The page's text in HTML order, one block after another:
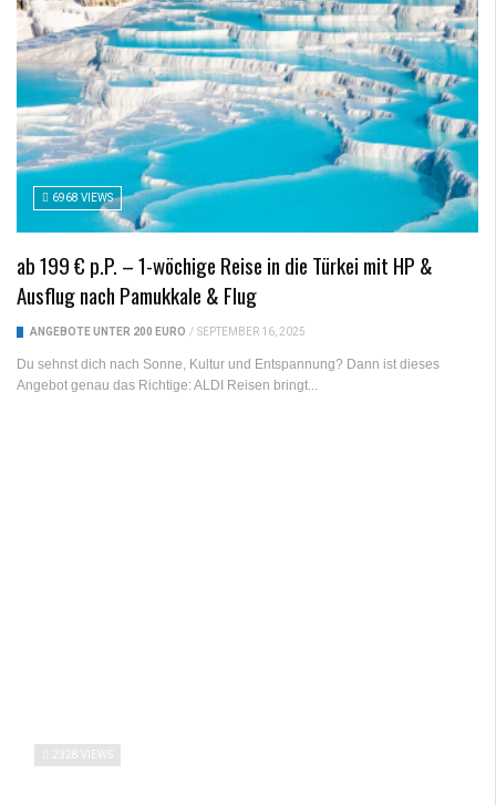
6968 VIEWS
ab 199 € p.P. – 1-wöchige Reise in die Türkei mit HP &
Ausflug nach Pamukkale & Flug
ANGEBOTE UNTER 200 EURO / SEPTEMBER 16, 2025
Du sehnst dich nach Sonne, Kultur und Entspannung? Dann ist dieses
Angebot genau das Richtige: ALDI Reisen bringt...
2328 VIEWS